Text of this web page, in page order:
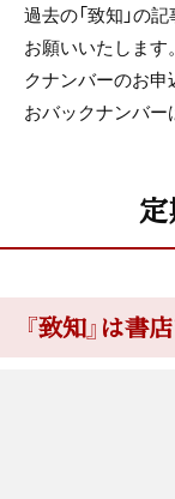
過去の「致知」の
お願いいたしま
クナンバーのお
おバックナンバー
『致知』は書